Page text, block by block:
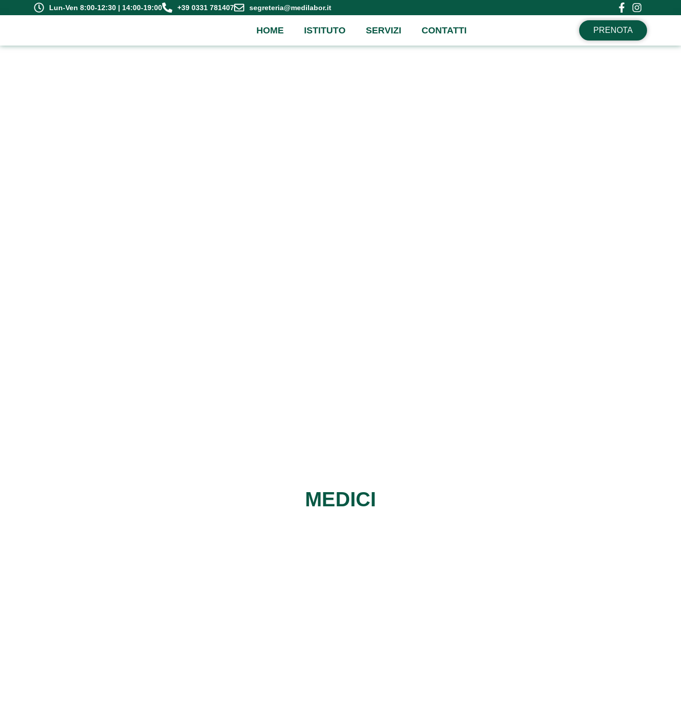
Lun-Ven 8:00-12:30 | 14:00-19:00 +39 0331 781407 segreteria@medilabor.it
HOME ISTITUTO SERVIZI CONTATTI PRENOTA
MEDICI